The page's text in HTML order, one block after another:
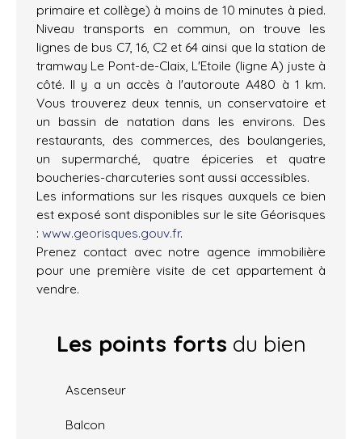
primaire et collège) à moins de 10 minutes à pied.
Niveau transports en commun, on trouve les
lignes de bus C7, 16, C2 et 64 ainsi que la station de
tramway Le Pont-de-Claix, L'Etoile (ligne A) juste à
côté. Il y a un accès à l'autoroute A480 à 1 km.
Vous trouverez deux tennis, un conservatoire et
un bassin de natation dans les environs. Des
restaurants, des commerces, des boulangeries,
un supermarché, quatre épiceries et quatre
boucheries-charcuteries sont aussi accessibles.
Les informations sur les risques auxquels ce bien
est exposé sont disponibles sur le site Géorisques
: www.georisques.gouv.fr.
Prenez contact avec notre agence immobilière
pour une première visite de cet appartement à
vendre.
Les points forts du bien
Ascenseur
Balcon